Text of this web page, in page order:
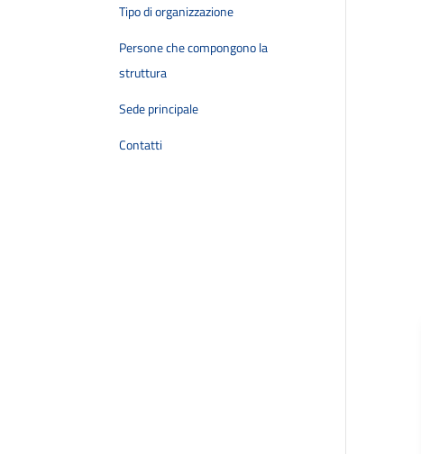
Tipo di organizzazione
Persone che compongono la
struttura
Sede principale
Contatti